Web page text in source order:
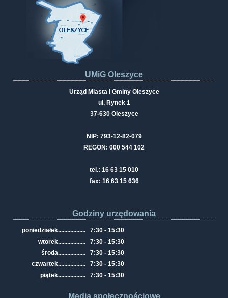
UMiG Oleszyce
Urząd Miasta i Gminy Oleszyce
ul. Rynek 1
37-630 Oleszyce
NIP: 793-12-82-079
REGON: 000 544 102
tel.: 16 63 15 010
fax: 16 63 15 636
Godziny urzędowania
poniedziałek..................
7:30 - 15:30
wtorek..................
7:30 - 15:30
środa..................
7:30 - 15:30
czwartek..................
7:30 - 15:30
piątek.................. 7:30 - 15:30
Media społecznościowe